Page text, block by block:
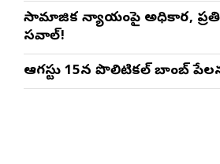
సామాజిక న్యాయంపై అధికార,
సవాల్!
ఆగస్టు 15న పొలిటికల్ బాంబ్